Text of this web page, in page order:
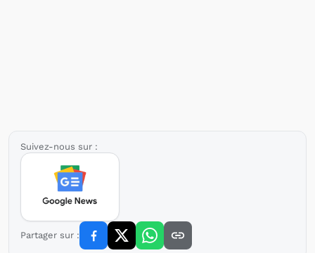
Suivez-nous sur :
Partager sur :